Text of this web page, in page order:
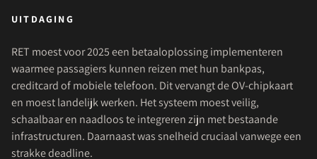
UITDAGING
RET moest voor 2025 een betaaloplossing implementeren
waarmee passagiers kunnen reizen met hun bankpas,
creditcard of mobiele telefoon. Dit vervangt de OV-chipkaart
en moest landelijk werken. Het systeem moest veilig,
schaalbaar en naadloos te integreren zijn met bestaande
infrastructuren. Daarnaast was snelheid cruciaal vanwege een
strakke deadline.